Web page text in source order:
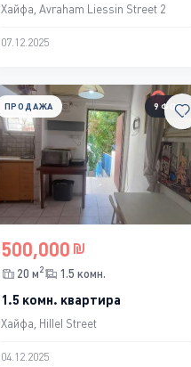
Хайфа, Avraham Liessin Street 2
07.12.2025
9 ФОТО
ПРОДАЖА
500,000
20 м2 1.5 комн.
1.5 комн. квартира
Хайфа, Hillel Street
04.12.2025